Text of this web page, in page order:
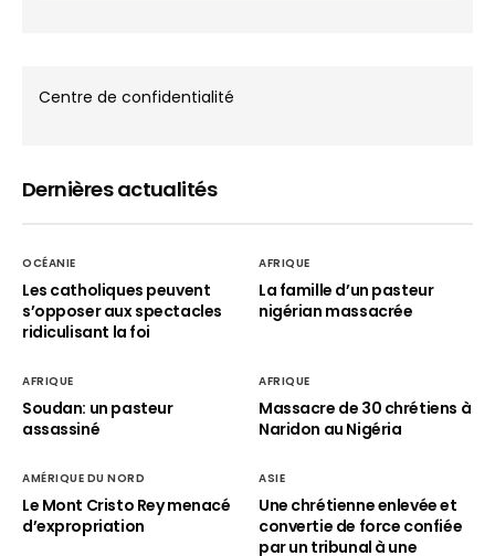
Centre de confidentialité
Dernières actualités
OCÉANIE
Les catholiques peuvent
s’opposer aux spectacles
ridiculisant la foi
AFRIQUE
La famille d’un pasteur
nigérian massacrée
AFRIQUE
Soudan: un pasteur
assassiné
AFRIQUE
Massacre de 30 chrétiens à
Naridon au Nigéria
AMÉRIQUE DU NORD
Le Mont Cristo Rey menacé
d’expropriation
ASIE
Une chrétienne enlevée et
convertie de force confiée
par un tribunal à une